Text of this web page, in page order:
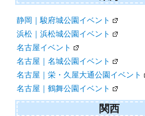
静岡｜駿府城公園イベント
浜松｜浜松城公園イベント
名古屋イベント
名古屋｜名城公園イベント
名古屋｜栄・久屋大通公園イベント
名古屋｜鶴舞公園イベント
関西